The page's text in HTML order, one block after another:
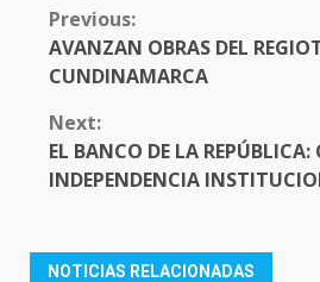
CONTINUE
READING
Previous:
AVANZAN OBRAS DEL
CUNDINAMARCA
Next:
EL BANCO DE LA
INDEPENDENCIA
NOTICIAS RELACIONADAS